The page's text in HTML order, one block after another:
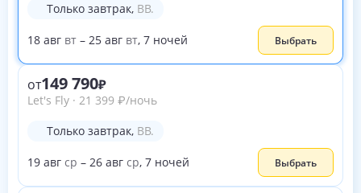
Только завтрак, BB.
18 авг вт – 25 авг вт, 7 ночей Выбрать
от149 790
Let's Fly · 21 399 ₽/ночь
Только завтрак, BB.
19 авг ср – 26 авг ср, 7 ночей Выбрать